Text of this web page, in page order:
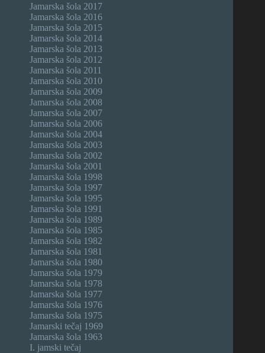
Jamarska šola 2017
Jamarska šola 2016
Jamarska šola 2015
Jamarska šola 2014
Jamarska šola 2013
Jamarska šola 2012
Jamarska šola 2011
Jamarska šola 2010
Jamarska šola 2009
Jamarska šola 2008
Jamarska šola 2007
Jamarska šola 2006
Jamarska šola 2004
Jamarska šola 2003
Jamarska šola 2002
Jamarska šola 2001
Jamarska šola 1998
Jamarska šola 1997
Jamarska šola 1995
Jamarska šola 1991
Jamarska šola 1989
Jamarska šola 1985
Jamarska šola 1982
Jamarska šola 1981
Jamarska šola 1980
Jamarska šola 1979
Jamarska šola 1978
Jamarska šola 1977
Jamarska šola 1976
Jamarska šola 1975
Jamarski tečaj 1969
Jamarska šola 1963
I. jamski tečaj